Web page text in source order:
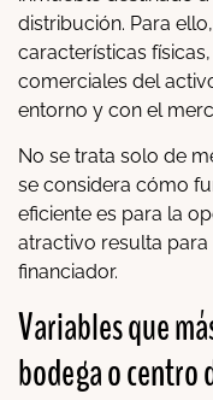
distribución. Para
características
comerciales del
entorno y con el
No se trata solo de
se considera cómo
eficiente es para la
atractivo resulta
financiador.
Variables que
bodega o